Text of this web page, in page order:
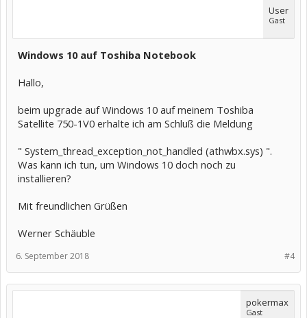
User
Gast
Windows 10 auf Toshiba Notebook
Hallo,
beim upgrade auf Windows 10 auf meinem Toshiba
Satellite 750-1V0 erhalte ich am Schluß die Meldung
" System_thread_exception_not_handled (athwbx.sys) ".
Was kann ich tun, um Windows 10 doch noch zu
installieren?
Mit freundlichen Grüßen
Werner Schäuble
#4
6. September 2018
pokermax
Gast